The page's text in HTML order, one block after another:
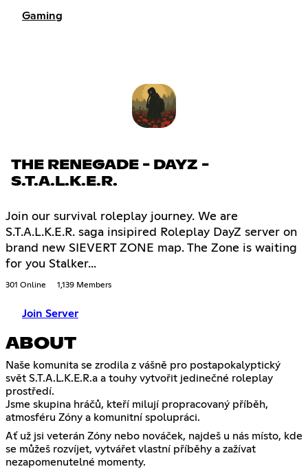
Gaming
THE RENEGADE - DAYZ -
S.T.A.L.K.E.R.
Join our survival roleplay journey. We are
S.T.A.L.K.E.R. saga insipired Roleplay DayZ server on
brand new SIEVERT ZONE map. The Zone is waiting
for you Stalker...
301 Online 1,139 Members
Join Server
ABOUT
Naše komunita se zrodila z vášně pro postapokalyptický
svět S.T.A.L.K.E.R.a a touhy vytvořit jedinečné roleplay
prostředí.
Jsme skupina hráčů, kteří milují propracovaný příběh,
atmosféru Zóny a komunitní spolupráci.
Ať už jsi veterán Zóny nebo nováček, najdeš u nás místo, kde
se můžeš rozvíjet, vytvářet vlastní příběhy a zažívat
nezapomenutelné momenty.